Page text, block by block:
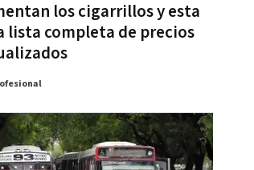
los cigarrillos y esta
lista completa de precios